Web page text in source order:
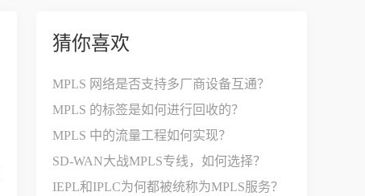
猜你喜欢
MPLS 网络是否支持多厂商设备互通？
MPLS 的标签是如何进行回收的？
MPLS 中的流量工程如何实现？
SD-WAN大战MPLS专线，如何选择？
IEPL和IPLC为何都被统称为MPLS服务？